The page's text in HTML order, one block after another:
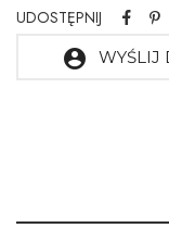
UDOSTĘPNIJ
account_circle WYŚLIJ